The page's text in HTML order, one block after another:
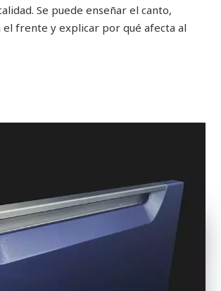
Se puede enseñar el canto,
frente y explicar por qué afecta al